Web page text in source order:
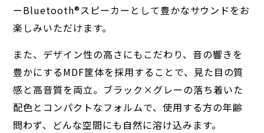
ーBluetooth®︎スピーカーとして豊かなサウンドをお
楽しみいただけます。
また、デザイン性の高さにもこだわり、音の響きを
豊かにするMDF筐体を採用することで、見た目の質
感と高音質を両立。ブラック×グレーの落ち着いた
配色とコンパクトなフォルムで、使用する方の年齢
問わず、どんな空間にも自然に溶け込みます。